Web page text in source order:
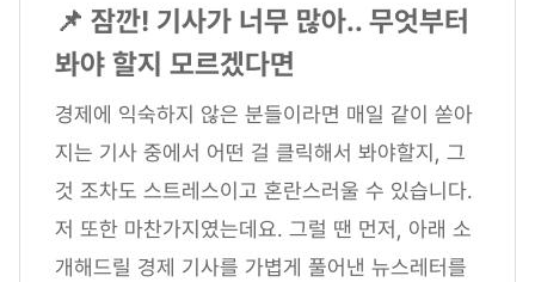
📌 잠깐! 기사가 너무 많아.. 무엇부터
봐야 할지 모르겠다면
경제에 익숙하지 않은 분들이라면 매일 같이 쏟아
지는 기사 중에서 어떤 걸 클릭해서 봐야할지, 그
것 조차도 스트레스이고 혼란스러울 수 있습니다.
저 또한 마찬가지였는데요. 그럴 땐 먼저, 아래 소
개해드릴 경제 기사를 가볍게 풀어낸 뉴스레터를